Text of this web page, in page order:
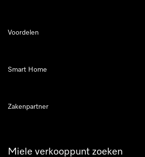
Miele verkooppunt zoeken
Voordelen
Smart Home
Zakenpartner